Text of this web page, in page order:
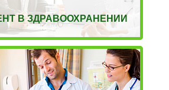
В ЗДРАВООХРАНЕНИИ